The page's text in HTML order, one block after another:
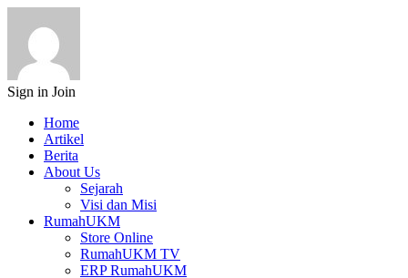
Sign in Join
Home
Artikel
Berita
About Us
Sejarah
Visi dan Misi
RumahUKM
Store Online
RumahUKM TV
ERP RumahUKM